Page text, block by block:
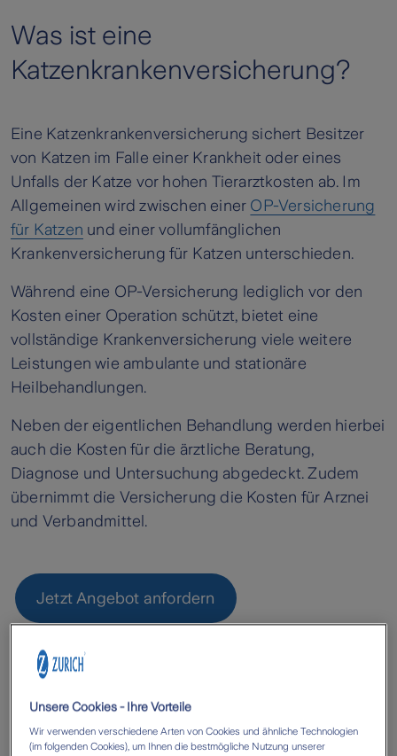
Was ist eine
Katzenkrankenversicherung?
Eine Katzenkrankenversicherung sichert Besitzer
von Katzen im Falle einer Krankheit oder eines
Unfalls der Katze vor hohen Tierarztkosten ab. Im
Allgemeinen wird zwischen einer OP-Versicherung
für Katzen und einer vollumfänglichen
Krankenversicherung für Katzen unterschieden.
Während eine OP-Versicherung lediglich vor den
Kosten einer Operation schützt, bietet eine
vollständige Krankenversicherung viele weitere
Leistungen wie ambulante und stationäre
Heilbehandlungen.
Neben der eigentlichen Behandlung werden hierbei
auch die Kosten für die ärztliche Beratung,
Diagnose und Untersuchung abgedeckt. Zudem
übernimmt die Versicherung die Kosten für Arznei
und Verbandmittel.
Jetzt Angebot anfordern
Unsere Cookies - Ihre Vorteile
Wir verwenden verschiedene Arten von Cookies und ähnliche Technologien
(im folgenden Cookies), um Ihnen die bestmögliche Nutzung unserer